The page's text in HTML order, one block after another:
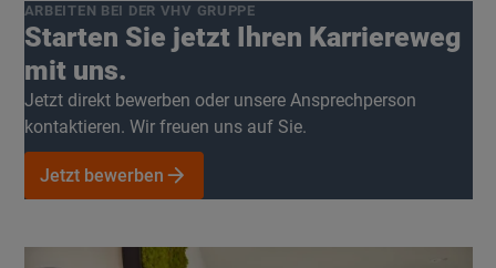
ARBEITEN BEI DER VHV GRUPPE
Starten Sie jetzt Ihren Karriereweg
mit uns.
Jetzt direkt bewerben oder unsere Ansprechperson
kontaktieren. Wir freuen uns auf Sie.
Jetzt bewerben
Jetzt bewerben
Unsere Jobwelten